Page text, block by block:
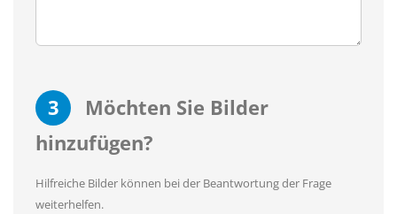
3
Möchten Sie Bilder
hinzufügen?
Hilfreiche Bilder können bei der Beantwortung der Frage
weiterhelfen.